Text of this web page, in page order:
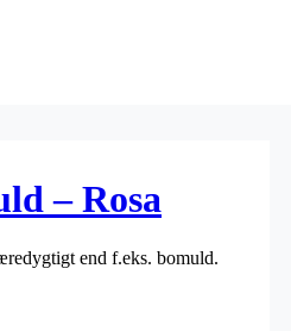
– Rosa
end f.eks. bomuld.